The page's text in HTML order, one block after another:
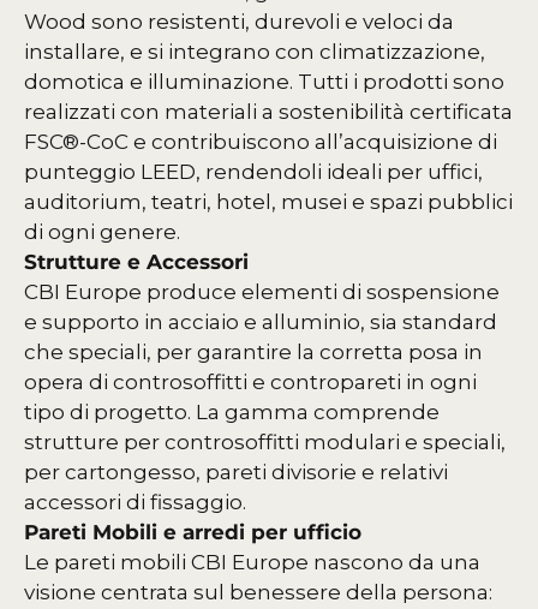
Wood sono resistenti, durevoli e veloci da
installare, e si integrano con climatizzazione,
domotica e illuminazione. Tutti i prodotti sono
realizzati con materiali a sostenibilità certificata
FSC®-CoC e contribuiscono all’acquisizione di
punteggio LEED, rendendoli ideali per uffici,
auditorium, teatri, hotel, musei e spazi pubblici
di ogni genere.
Strutture e Accessori
CBI Europe produce elementi di sospensione
e supporto in acciaio e alluminio, sia standard
che speciali, per garantire la corretta posa in
opera di controsoffitti e contropareti in ogni
tipo di progetto. La gamma comprende
strutture per controsoffitti modulari e speciali,
per cartongesso, pareti divisorie e relativi
accessori di fissaggio.
Pareti Mobili e arredi per ufficio
Le pareti mobili CBI Europe nascono da una
visione centrata sul benessere della persona: